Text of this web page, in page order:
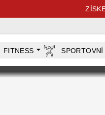
FITNESS SPORTOVNÍ